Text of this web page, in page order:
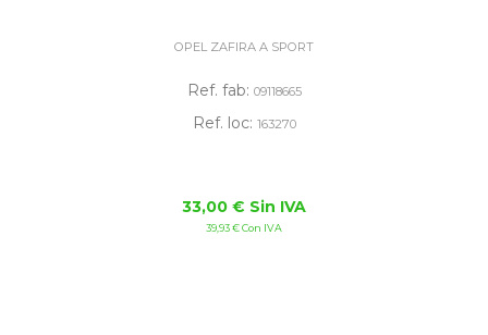
OPEL ZAFIRA A SPORT
Ref. fab: 09118665
Ref. loc: 163270
33,00 € Sin IVA
39,93 € Con IVA